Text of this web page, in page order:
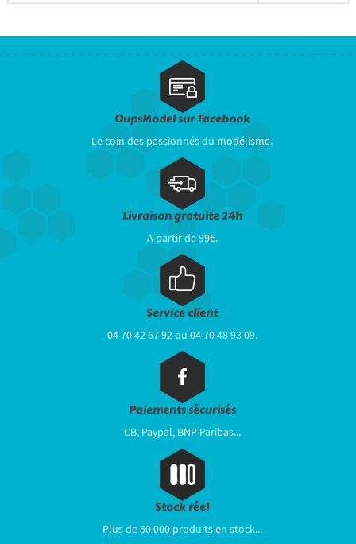
OupsModel sur Facebook
Le coin des passionnés du modélisme.
Livraison gratuite 24h
A partir de 99€.
Service client
04 70 42 67 92 ou 04 70 48 93 09.
Paiements sécurisés
CB, Paypal, BNP Paribas...
Stock réel
Plus de 50 000 produits en stock...